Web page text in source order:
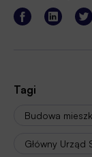
Tagi
Budowa
Główny Urząd